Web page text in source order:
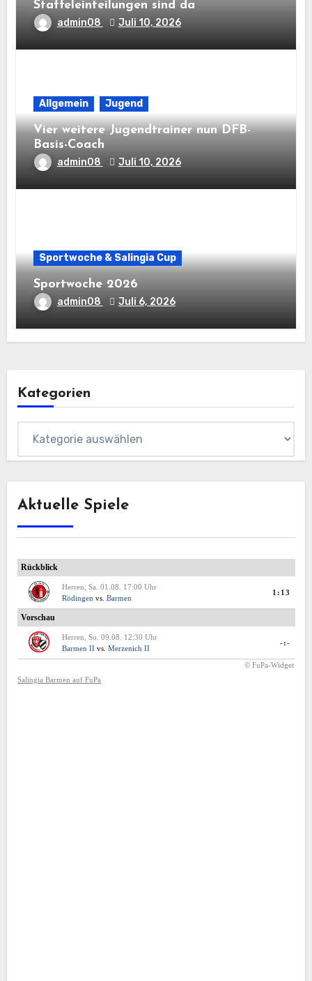
Staffeleinteilungen sind da
admin08 Juli 10, 2026
Allgemein Jugend
Vier weitere Jugendtrainer nun DFB-
Basis-Coach
admin08 Juli 10, 2026
Sportwoche & Salingia Cup
Sportwoche 2026
admin08 Juli 6, 2026
Kategorien
Aktuelle Spiele